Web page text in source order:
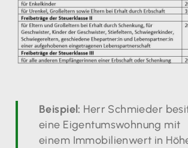
Beispiel: Herr Schmieder
eine Eigentumswohnung mit
einem Immobilienwert in